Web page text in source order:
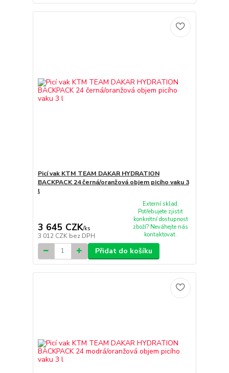
Picí vak KTM TEAM DAKAR HYDRATION
BACKPACK 24 černá/oranžová objem picího vaku 3
l
3 645 CZK/ks
3 012 CZK bez DPH
Externí sklad.
Potřebujete zjistit
konkrétní dostupnost
zboží? Neváhejte nás
kontaktovat.
Přidat do košíku